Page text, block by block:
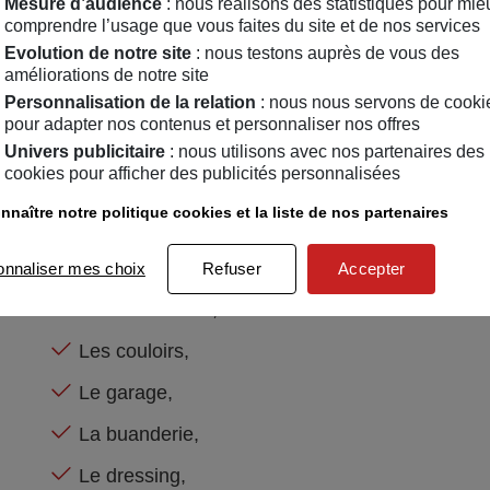
Les pièces de la maison
l'assurance habitation
Les pièces dites de "service" et d'"eau" ne
de pièces. Elles regroupent :
La salle de bain,
Les toilettes,
La cuisine, sauf si elle constitue une pièce
Les couloirs,
Le garage,
La buanderie,
Le dressing,
comprendre l’usage que vous faites du site et de nos services
Evolution de notre site : nous testons auprès de vous des
améliorations de notre site
Personnalisation de la relation : nous nous servons de
pour adapter nos contenus et personnaliser nos offres
Univers publicitaire : nous utilisons avec nos partenaires des
cookies pour afficher des publicités personnalisées
notre politique cookies et la liste de nos partenaires
mes choix Refuser Accepter